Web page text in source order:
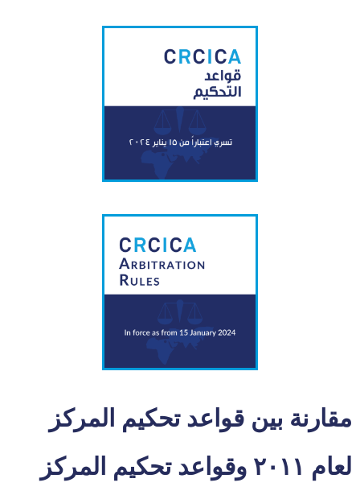
مقارنة بين قواعد تحكيم المركز
لعام ٢٠١١ وقواعد تحكيم المركز